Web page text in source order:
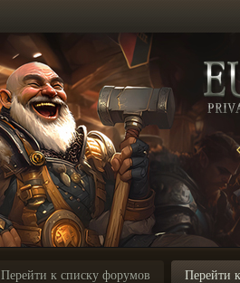
Перейти к списку форумов Перейти